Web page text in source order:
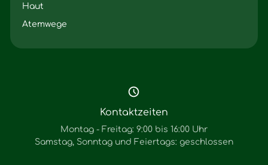
Haut
Atemwege
Kontaktzeiten
Montag - Freitag: 9:00 bis 16:00 Uhr
Samstag, Sonntag und Feiertags: geschlossen